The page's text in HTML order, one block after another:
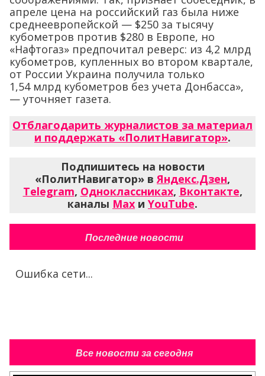
апреле цена на российский газ была ниже
среднеевропейской — $250 за тысячу
кубометров против $280 в Европе, но
«Нафтогаз» предпочитал реверс: из 4,2 млрд
кубометров, купленных во втором квартале,
от России Украина получила только
1,54 млрд кубометров без учета Донбасса»,
— уточняет газета.
Отблагодарить журналистов за материал
и поддержать «ПолитНавигатор».
Подпишитесь на новости
«ПолитНавигатор» вЯндекс.Дзен,
Telegram, Одноклассниках, Вконтакте,
каналы Max и YouTube.
Последние новости
Ошибка сети...
Все новости за сегодня